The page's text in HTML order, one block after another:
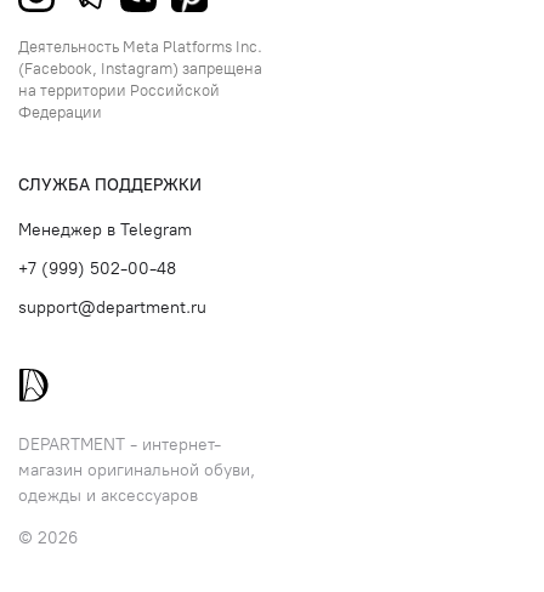
DEPARTMENT - интернет-
магазин оригинальной обуви,
одежды и аксессуаров
© 2026
Деятельность Meta Platforms Inc.
(Facebook, Instagram) запрещена
на территории Российской
Федерации
СЛУЖБА ПОДДЕРЖКИ
Менеджер в Telegram
+7 (999) 502-00-48
support@department.ru